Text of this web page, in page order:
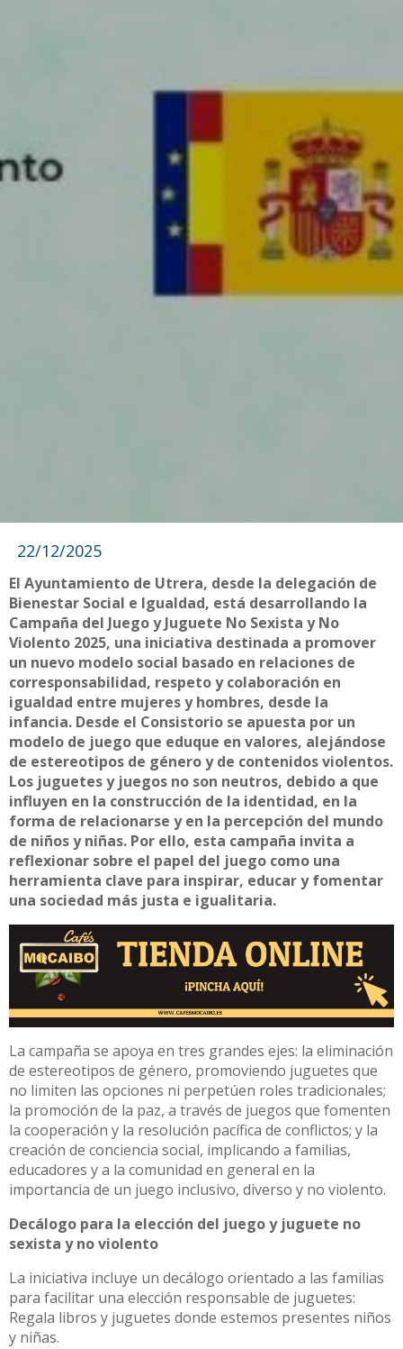
22/12/2025
El Ayuntamiento de Utrera, desde la delegación de
Bienestar Social e Igualdad, está desarrollando la
Campaña del Juego y Juguete No Sexista y No
Violento 2025, una iniciativa destinada a promover
un nuevo modelo social basado en relaciones de
corresponsabilidad, respeto y colaboración en
igualdad entre mujeres y hombres, desde la
infancia. Desde el Consistorio se apuesta por un
modelo de juego que eduque en valores, alejándose
de estereotipos de género y de contenidos violentos.
Los juguetes y juegos no son neutros, debido a que
influyen en la construcción de la identidad, en la
forma de relacionarse y en la percepción del mundo
de niños y niñas. Por ello, esta campaña invita a
reflexionar sobre el papel del juego como una
herramienta clave para inspirar, educar y fomentar
una sociedad más justa e igualitaria.
La campaña se apoya en tres grandes ejes: la eliminación
de estereotipos de género, promoviendo juguetes que
no limiten las opciones ni perpetúen roles tradicionales;
la promoción de la paz, a través de juegos que fomenten
la cooperación y la resolución pacífica de conflictos; y la
creación de conciencia social, implicando a familias,
educadores y a la comunidad en general en la
importancia de un juego inclusivo, diverso y no violento.
Decálogo para la elección del juego y juguete no
sexista y no violento
La iniciativa incluye un decálogo orientado a las familias
para facilitar una elección responsable de juguetes:
Regala libros y juguetes donde estemos presentes niños
y niñas.